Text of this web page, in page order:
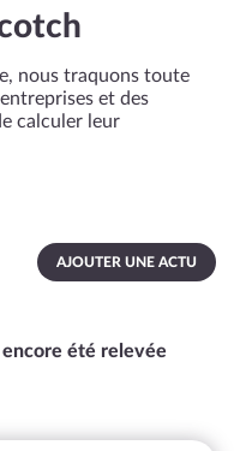
nous traquons toute
et des
calculer leur
AJOUTER UNE ACTU
encore été relevée